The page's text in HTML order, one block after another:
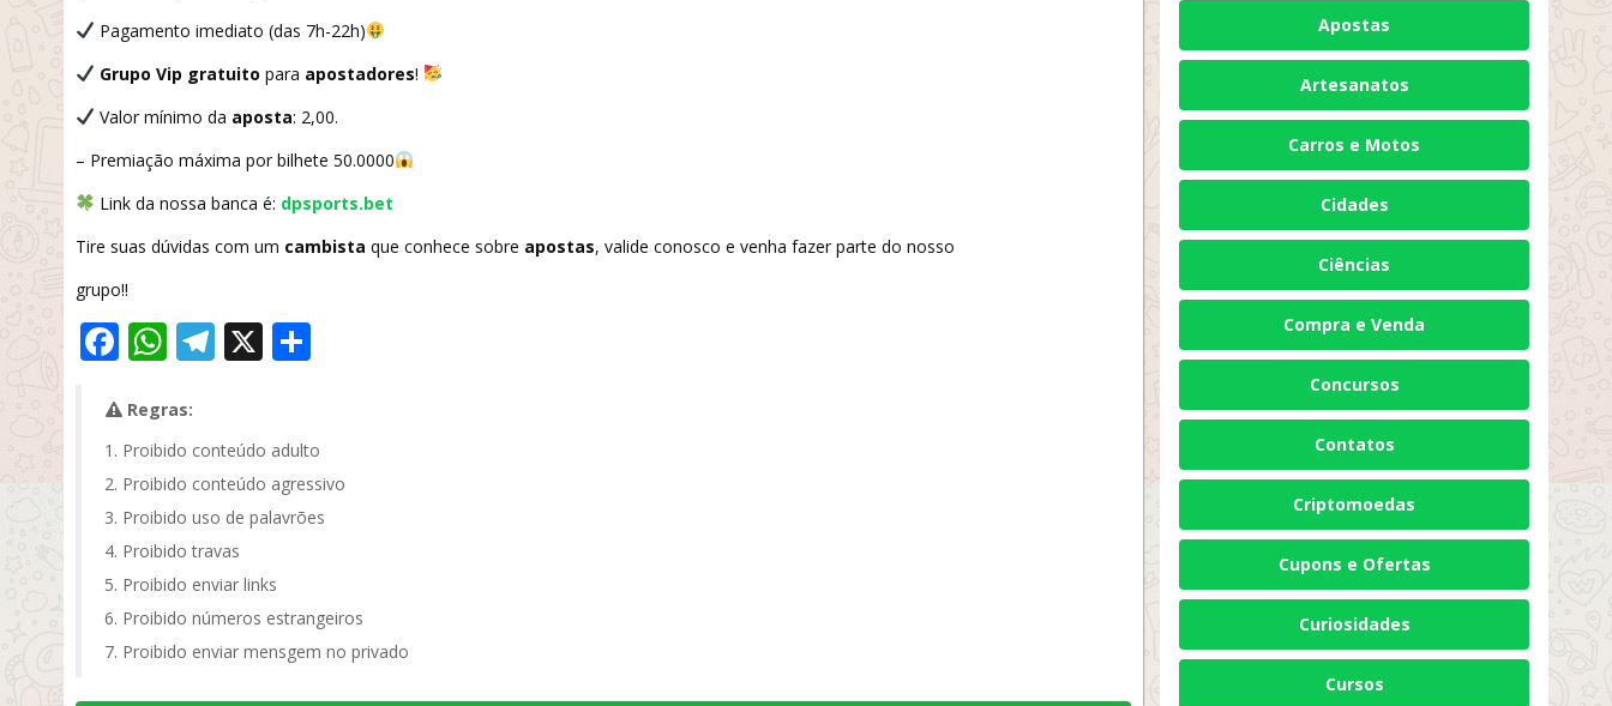
Pagamento imediato (das 7h-22h)
Grupo Vip gratuito para apostadores!
Valor mínimo da aposta: 2,00.
– Premiação máxima por bilhete 50.0000
Link da nossa banca é: dpsports.bet
Tire suas dúvidas com um cambista que conhece sobre apostas, valide conosco e venha fazer parte do nosso
grupo!!
Facebook
WhatsApp
Telegram
X
Regras:
Proibido conteúdo adulto
Proibido conteúdo agressivo
Proibido uso de palavrões
Proibido travas
Proibido enviar links
Proibido números estrangeiros
Proibido enviar mensgem no privado
Apostas
Artesanatos
Carros e Motos
Cidades
Ciências
Compra e Venda
Concursos
Contatos
Criptomoedas
Cupons e Ofertas
Curiosidades
Cursos